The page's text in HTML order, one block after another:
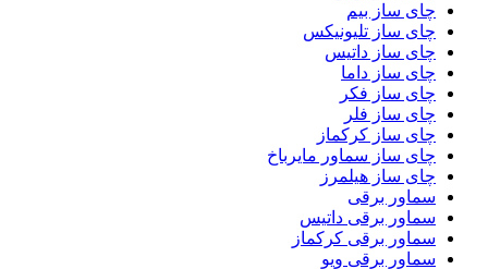
چای ساز بیم
چای ساز تلیونیکس
چای ساز داتیس
چای ساز داما
چای ساز فکر
چای ساز فلر
چای ساز کرکماز
چای ساز سماور مایرباخ
چای ساز هیلمرز
سماور برقی
سماور برقی داتیس
سماور برقی کرکماز
سماور برقی ویو